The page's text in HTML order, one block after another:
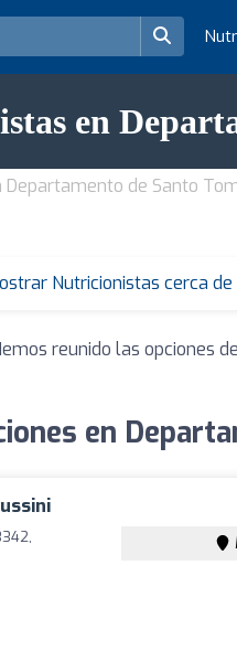
en
Departamento de Santo
Nutricionistas cerca de
reunido las opciones
en